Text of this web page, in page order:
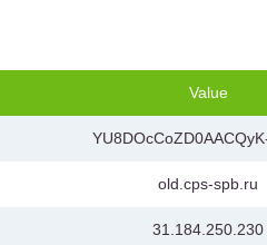
Value
old.cps-spb.ru
31.184.250.230